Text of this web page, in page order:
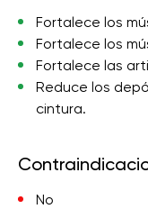
Fortalece los
Fortalece los
Fortalece las
Reduce los
cintura.
No